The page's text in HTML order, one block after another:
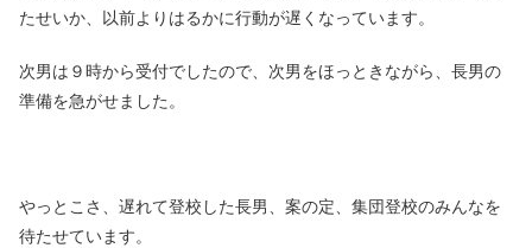
たせいか、以前よりはるかに行動が遅くなっています。
次男は９時から受付でしたので、次男をほっときながら、長男の
準備を急がせました。
やっとこさ、遅れて登校した長男、案の定、集団登校のみんなを
待たせています。